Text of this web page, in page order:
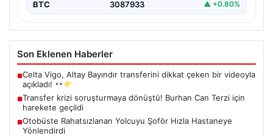
BTC 3087933 ▲ +0.80%
Son Eklenen Haberler
■Celta Vigo, Altay Bayındır transferini dikkat çeken bir videoyla
açıkladı!
■Transfer krizi soruşturmaya dönüştü! Burhan Can Terzi için
harekete geçildi
■Otobüste Rahatsızlanan Yolcuyu Şoför Hızla Hastaneye
Yönlendirdi